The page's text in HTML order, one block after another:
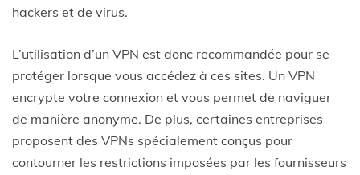
hackers et de virus.
L’utilisation d’un VPN est donc recommandée pour se
protéger lorsque vous accédez à ces sites. Un VPN
encrypte votre connexion et vous permet de naviguer
de manière anonyme. De plus, certaines entreprises
proposent des VPNs spécialement conçus pour
contourner les restrictions imposées par les fournisseurs